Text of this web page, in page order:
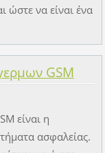
ώστε να είναι ένα
GSM
είναι η
ασφαλείας.